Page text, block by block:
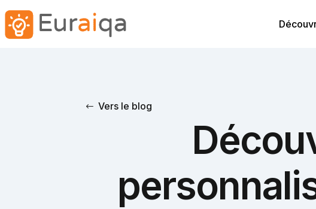
Vers le blog